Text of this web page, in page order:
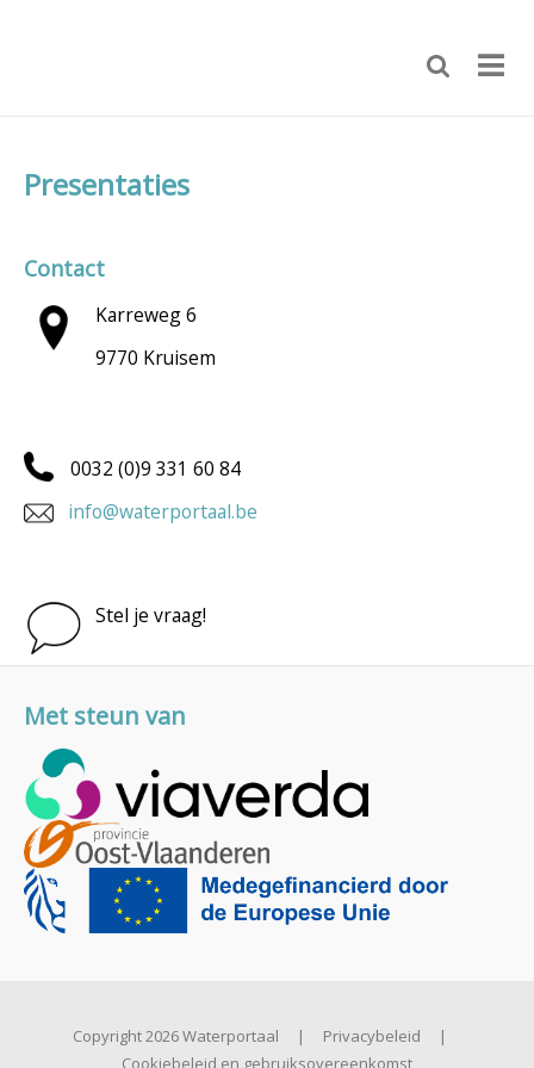
Presentaties
Contact
Karreweg 6
9770 Kruisem
0032 (0)9 331 60 84
info@waterportaal.be
Stel je vraag!
Met steun van
Copyright 2026 Waterportaal | Privacybeleid
|
Cookiebeleid en gebruiksovereenkomst